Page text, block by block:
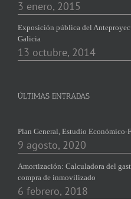
3 enero, 2015
Exposición pública del
Galicia
13 octubre, 2014
ÚLTIMAS ENTRADAS
Plan General, Estudio
9 agosto, 2020
Amortización: Calculadora del
compra de inmovilizado
6 febrero, 2018